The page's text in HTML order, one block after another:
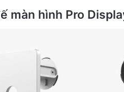
màn hình Pro